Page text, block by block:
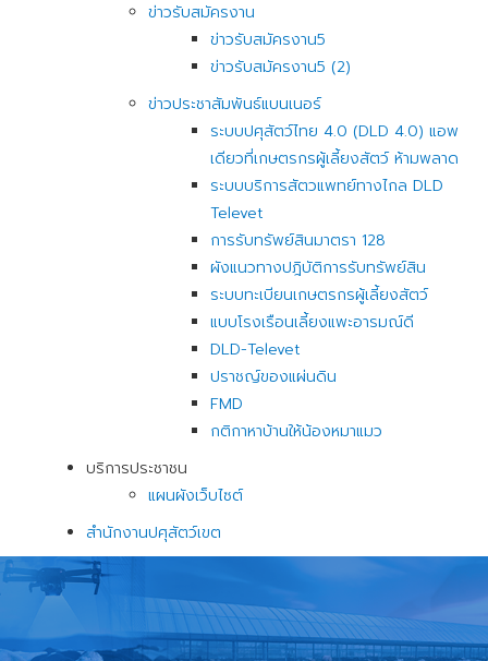
ข่าวรับสมัครงาน
ข่าวรับสมัครงาน5
ข่าวรับสมัครงาน5 (2)
ข่าวประชาสัมพันธ์แบนเนอร์
ระบบปศุสัตว์ไทย 4.0 (DLD 4.0) แอพ
เดียวที่เกษตรกรผู้เลี้ยงสัตว์ ห้ามพลาด
ระบบบริการสัตวแพทย์ทางไกล DLD
Televet
การรับทรัพย์สินมาตรา 128
ผังแนวทางปฎิบัติการรับทรัพย์สิน
ระบบทะเบียนเกษตรกรผู้เลี้ยงสัตว์
แบบโรงเรือนเลี้ยงแพะอารมณ์ดี
DLD-Televet
ปราชญ์ของแผ่นดิน
FMD
กติกาหาบ้านให้น้องหมาแมว
บริการประชาชน
แผนผังเว็บไซต์
สำนักงานปศุสัตว์เขต